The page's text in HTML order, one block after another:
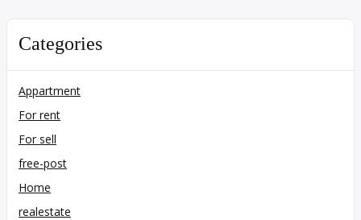
Categories
Appartment
For rent
For sell
free-post
Home
realestate